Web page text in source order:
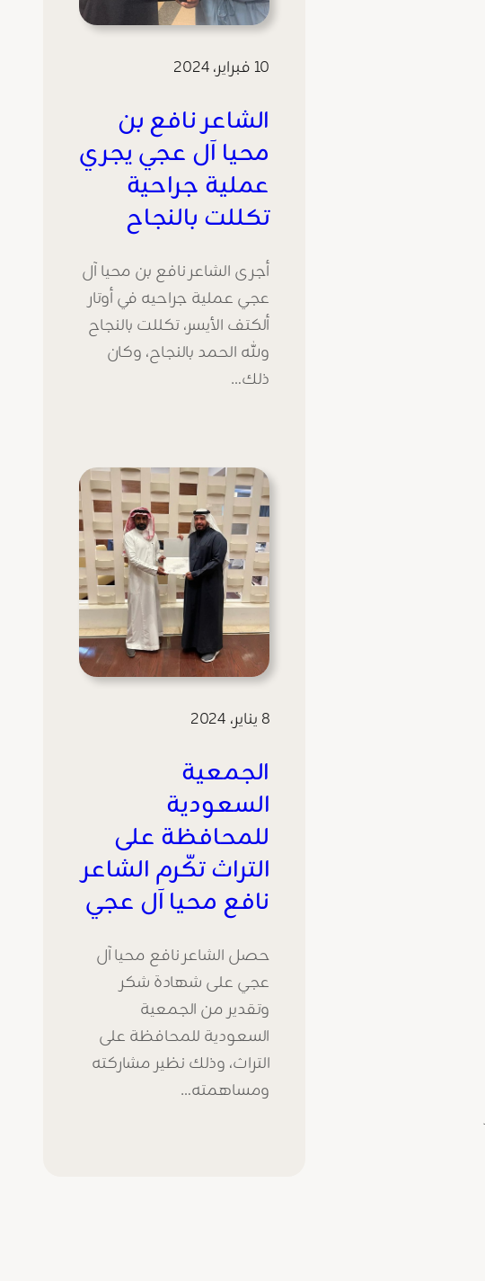
10 فبراير، 2024
الشاعر نافع بن
محيا آل عجي يجري
عملية جراحية
تكللت بالنجاح
أجرى الشاعر نافع بن محيا آل
عجي عملية جراحيه في أوتار
ألكتف الأيسر، تكللت بالنجاح
ولله الحمد بالنجاح، وكان
ذلك…
8 يناير، 2024
الجمعية
السعودية
للمحافظة على
التراث تكّرم الشاعر
نافع محيا آل عجي
حصل الشاعر نافع محيا آل
عجي على شهادة شكر
وتقدير من الجمعية
السعودية للمحافظة على
التراث، وذلك نظير مشاركته
ومساهمته…